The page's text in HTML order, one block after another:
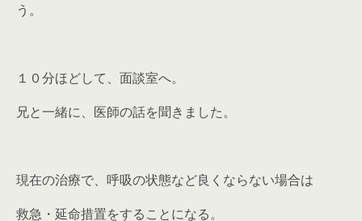
う。
１０分ほどして、面談室へ。
兄と一緒に、医師の話を聞きました。
現在の治療で、呼吸の状態など良くならない場合は
救急・延命措置をすることになる。